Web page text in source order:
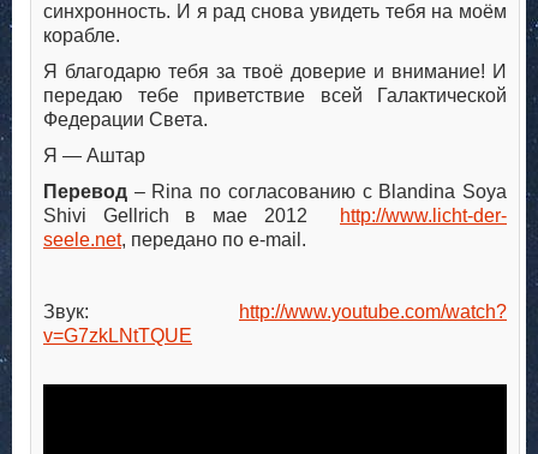
синхронность. И я рад снова увидеть тебя на моём
корабле.
Я благодарю тебя за твоё доверие и внимание! И
передаю тебе приветствие всей Галактической
Федерации Света.
Я — Аштар
Перевод – Rina по согласованию с Blandina Soya
Shivi Gellrich в мае 2012
http://www.licht-der-
seele.net, передано по e-mail.
Звук:
http://www.youtube.com/watch?
v=G7zkLNtTQUE